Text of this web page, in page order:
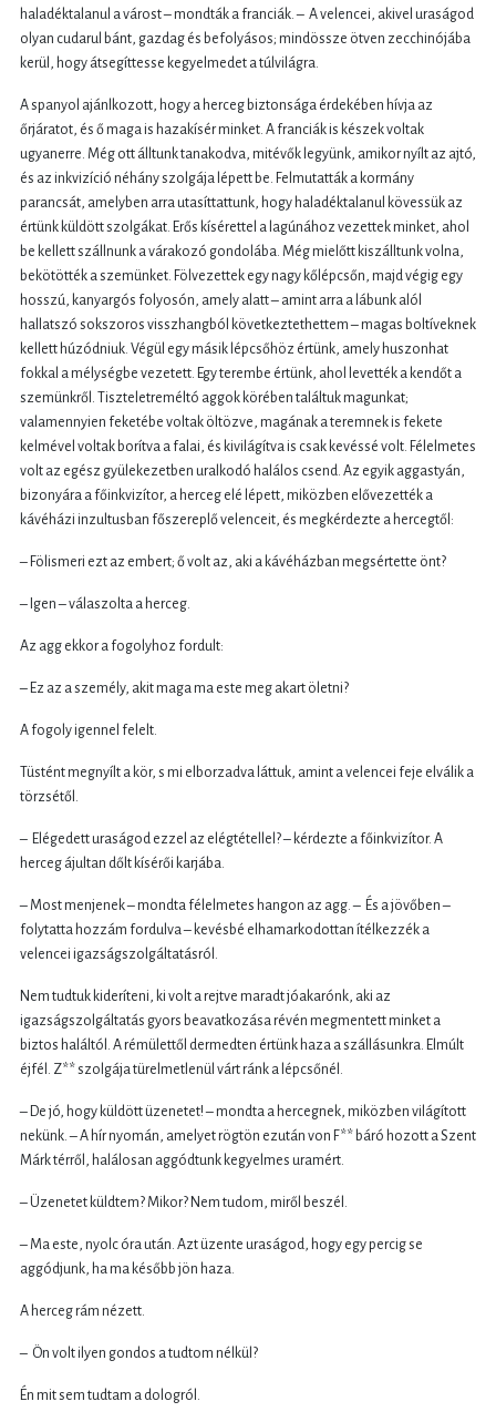
haladéktalanul a várost – mondták a franciák. – A velencei, akivel uraságod
olyan cudarul bánt, gazdag és befolyásos; mindössze ötven zecchinójába
kerül, hogy átsegíttesse kegyelmedet a túlvilágra.
A spanyol ajánlkozott, hogy a herceg biztonsága érdekében hívja az
őrjáratot, és ő maga is hazakísér minket. A franciák is készek voltak
ugyanerre. Még ott álltunk tanakodva, mitévők legyünk, amikor nyílt az ajtó,
és az inkvizíció néhány szolgája lépett be. Felmutatták a kormány
parancsát, amelyben arra utasíttattunk, hogy haladéktalanul kövessük az
értünk küldött szolgákat. Erős kísérettel a lagúnához vezettek minket, ahol
be kellett szállnunk a várakozó gondolába. Még mielőtt kiszálltunk volna,
bekötötték a szemünket. Fölvezettek egy nagy kőlépcsőn, majd végig egy
hosszú, kanyargós folyosón, amely alatt – amint arra a lábunk alól
hallatszó sokszoros visszhangból következtethettem – magas boltíveknek
kellett húzódniuk. Végül egy másik lépcsőhöz értünk, amely huszonhat
fokkal a mélységbe vezetett. Egy terembe értünk, ahol levették a kendőt a
szemünkről. Tiszteletreméltó aggok körében találtuk magunkat;
valamennyien feketébe voltak öltözve, magának a teremnek is fekete
kelmével voltak borítva a falai, és kivilágítva is csak kevéssé volt. Félelmetes
volt az egész gyülekezetben uralkodó halálos csend. Az egyik aggastyán,
bizonyára a főinkvizítor, a herceg elé lépett, miközben elővezették a
kávéházi inzultusban főszereplő velenceit, és megkérdezte a hercegtől:
– Fölismeri ezt az embert; ő volt az, aki a kávéházban megsértette önt?
– Igen – válaszolta a herceg.
Az agg ekkor a fogolyhoz fordult:
– Ez az a személy, akit maga ma este meg akart öletni?
A fogoly igennel felelt.
Tüstént megnyílt a kör, s mi elborzadva láttuk, amint a velencei feje elválik a
törzsétől.
– Elégedett uraságod ezzel az elégtétellel? – kérdezte a főinkvizítor. A
herceg ájultan dőlt kísérői karjába.
– Most menjenek – mondta félelmetes hangon az agg. – És a jövőben –
folytatta hozzám fordulva – kevésbé elhamarkodottan ítélkezzék a
velencei igazságszolgáltatásról.
Nem tudtuk kideríteni, ki volt a rejtve maradt jóakarónk, aki az
igazságszolgáltatás gyors beavatkozása révén megmentett minket a
biztos haláltól. A rémülettől dermedten értünk haza a szállásunkra. Elmúlt
éjfél. Z** szolgája türelmetlenül várt ránk a lépcsőnél.
– De jó, hogy küldött üzenetet! – mondta a hercegnek, miközben világított
nekünk. – A hír nyomán, amelyet rögtön ezután von F** báró hozott a Szent
Márk térről, halálosan aggódtunk kegyelmes uramért.
– Üzenetet küldtem? Mikor? Nem tudom, miről beszél.
– Ma este, nyolc óra után. Azt üzente uraságod, hogy egy percig se
aggódjunk, ha ma később jön haza.
A herceg rám nézett.
– Ön volt ilyen gondos a tudtom nélkül?
Én mit sem tudtam a dologról.